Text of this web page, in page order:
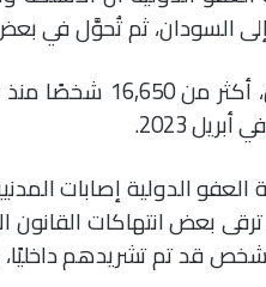
السودان، ثم تُحوَّل في بعض
منذ تصاعد الصراع بين
في أبريل 2023.
الدولية إصابات
بعض انتهاكات